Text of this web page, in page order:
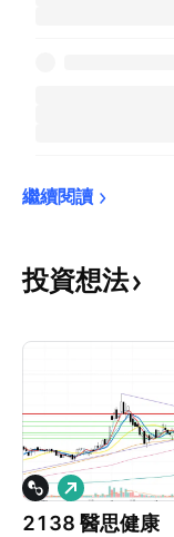
繼續閱讀
投資想法
2138 醫思健康
看
多